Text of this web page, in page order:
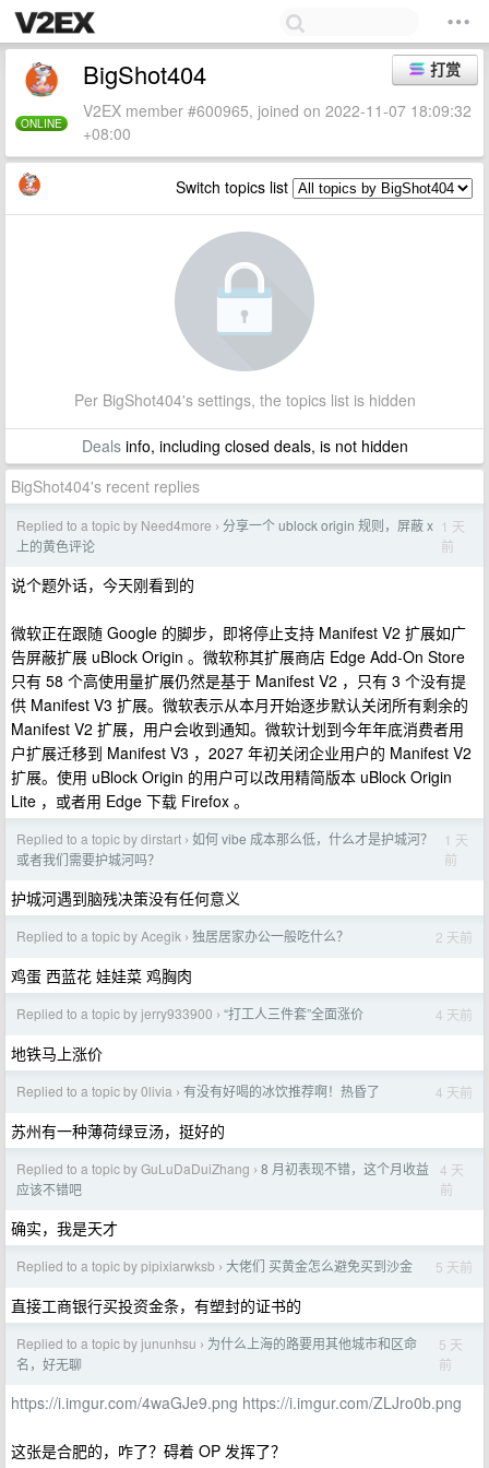
ONLINE
打赏
BigShot404
V2EX member #600965, joined on 2022-11-07 18:09:32
+08:00
Switch topics list
Per BigShot404's settings, the topics list is hidden
Dealsinfo, including closed deals, is not hidden
BigShot404's recent replies
Replied to a topic by Need4more › 分享一个 ublock origin 规则，屏蔽 x
上的黄色评论
1 天
前
说个题外话，今天刚看到的
微软正在跟随 Google 的脚步，即将停止支持 Manifest V2 扩展如广
告屏蔽扩展 uBlock Origin 。微软称其扩展商店 Edge Add-On Store
只有 58 个高使用量扩展仍然是基于 Manifest V2 ，只有 3 个没有提
供 Manifest V3 扩展。微软表示从本月开始逐步默认关闭所有剩余的
Manifest V2 扩展，用户会收到通知。微软计划到今年年底消费者用
户扩展迁移到 Manifest V3 ，2027 年初关闭企业用户的 Manifest V2
扩展。使用 uBlock Origin 的用户可以改用精简版本 uBlock Origin
Lite ，或者用 Edge 下载 Firefox 。
Replied to a topic by dirstart › 如何 vibe 成本那么低，什么才是护城河？
或者我们需要护城河吗？
1 天
前
护城河遇到脑残决策没有任何意义
Replied to a topic by Acegik › 独居居家办公一般吃什么？ 2 天前
鸡蛋 西蓝花 娃娃菜 鸡胸肉
Replied to a topic by jerry933900 › “打工人三件套”全面涨价 4 天前
地铁马上涨价
Replied to a topic by 0livia › 有没有好喝的冰饮推荐啊！热昏了 4 天前
苏州有一种薄荷绿豆汤，挺好的
Replied to a topic by GuLuDaDuiZhang › 8 月初表现不错，这个月收益
应该不错吧
4 天
前
确实，我是天才
Replied to a topic by pipixiarwksb › 大佬们 买黄金怎么避免买到沙金 5 天前
直接工商银行买投资金条，有塑封的证书的
Replied to a topic by jununhsu › 为什么上海的路要用其他城市和区命
名，好无聊
5 天
前
https://i.imgur.com/4waGJe9.png https://i.imgur.com/ZLJro0b.png
这张是合肥的，咋了？碍着 OP 发挥了？